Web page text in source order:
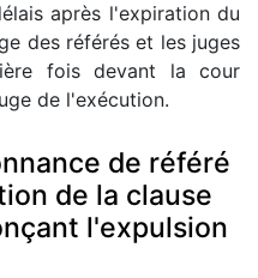
après l'expiration du
des référés et les juges
fois devant la cour
de l'exécution.
de référé
de la clause
l'expulsion